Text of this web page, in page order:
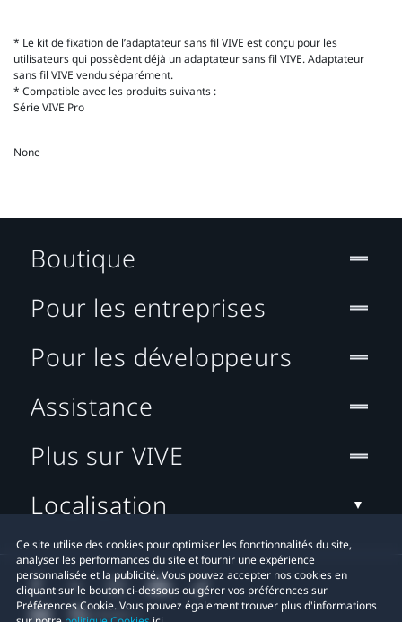
* Le kit de fixation de l’adaptateur sans fil VIVE est conçu pour les
utilisateurs qui possèdent déjà un adaptateur sans fil VIVE. Adaptateur
sans fil VIVE vendu séparément.
* Compatible avec les produits suivants :
Série VIVE Pro
None
Ce site utilise des cookies pour optimiser les fonctionnalités du site,
analyser les performances du site et fournir une expérience
personnalisée et la publicité. Vous pouvez accepter nos cookies en
cliquant sur le bouton ci-dessous ou gérer vos préférences sur
Préférences Cookie. Vous pouvez également trouver plus d'informations
Boutique
Pour les entreprises
Pour les développeurs
Assistance
Plus sur VIVE
Localisation